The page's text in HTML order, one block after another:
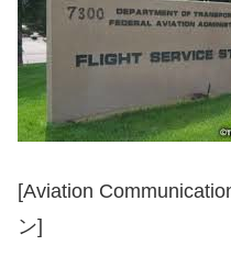
[Aviation
ン]